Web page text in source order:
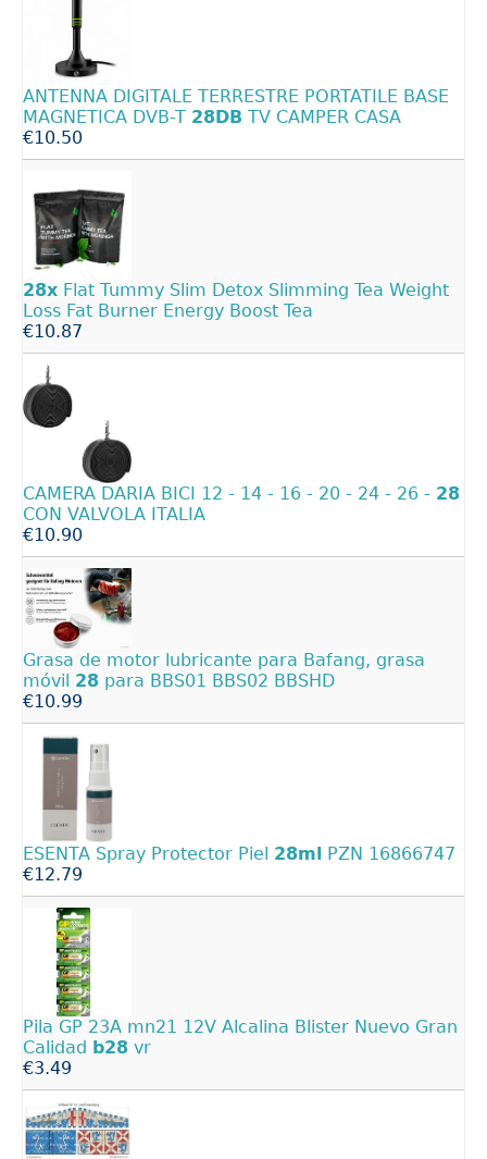
ANTENNA DIGITALE TERRESTRE PORTATILE BASE
MAGNETICA DVB-T 28DB TV CAMPER CASA
€10.50
28x Flat Tummy Slim Detox Slimming Tea Weight
Loss Fat Burner Energy Boost Tea
€10.87
CAMERA DARIA BICI 12 - 14 - 16 - 20 - 24 - 26 - 28
CON VALVOLA ITALIA
€10.90
Grasa de motor lubricante para Bafang, grasa
móvil 28 para BBS01 BBS02 BBSHD
€10.99
ESENTA Spray Protector Piel 28ml PZN 16866747
€12.79
Pila GP 23A mn21 12V Alcalina Blister Nuevo Gran
Calidad b28 vr
€3.49